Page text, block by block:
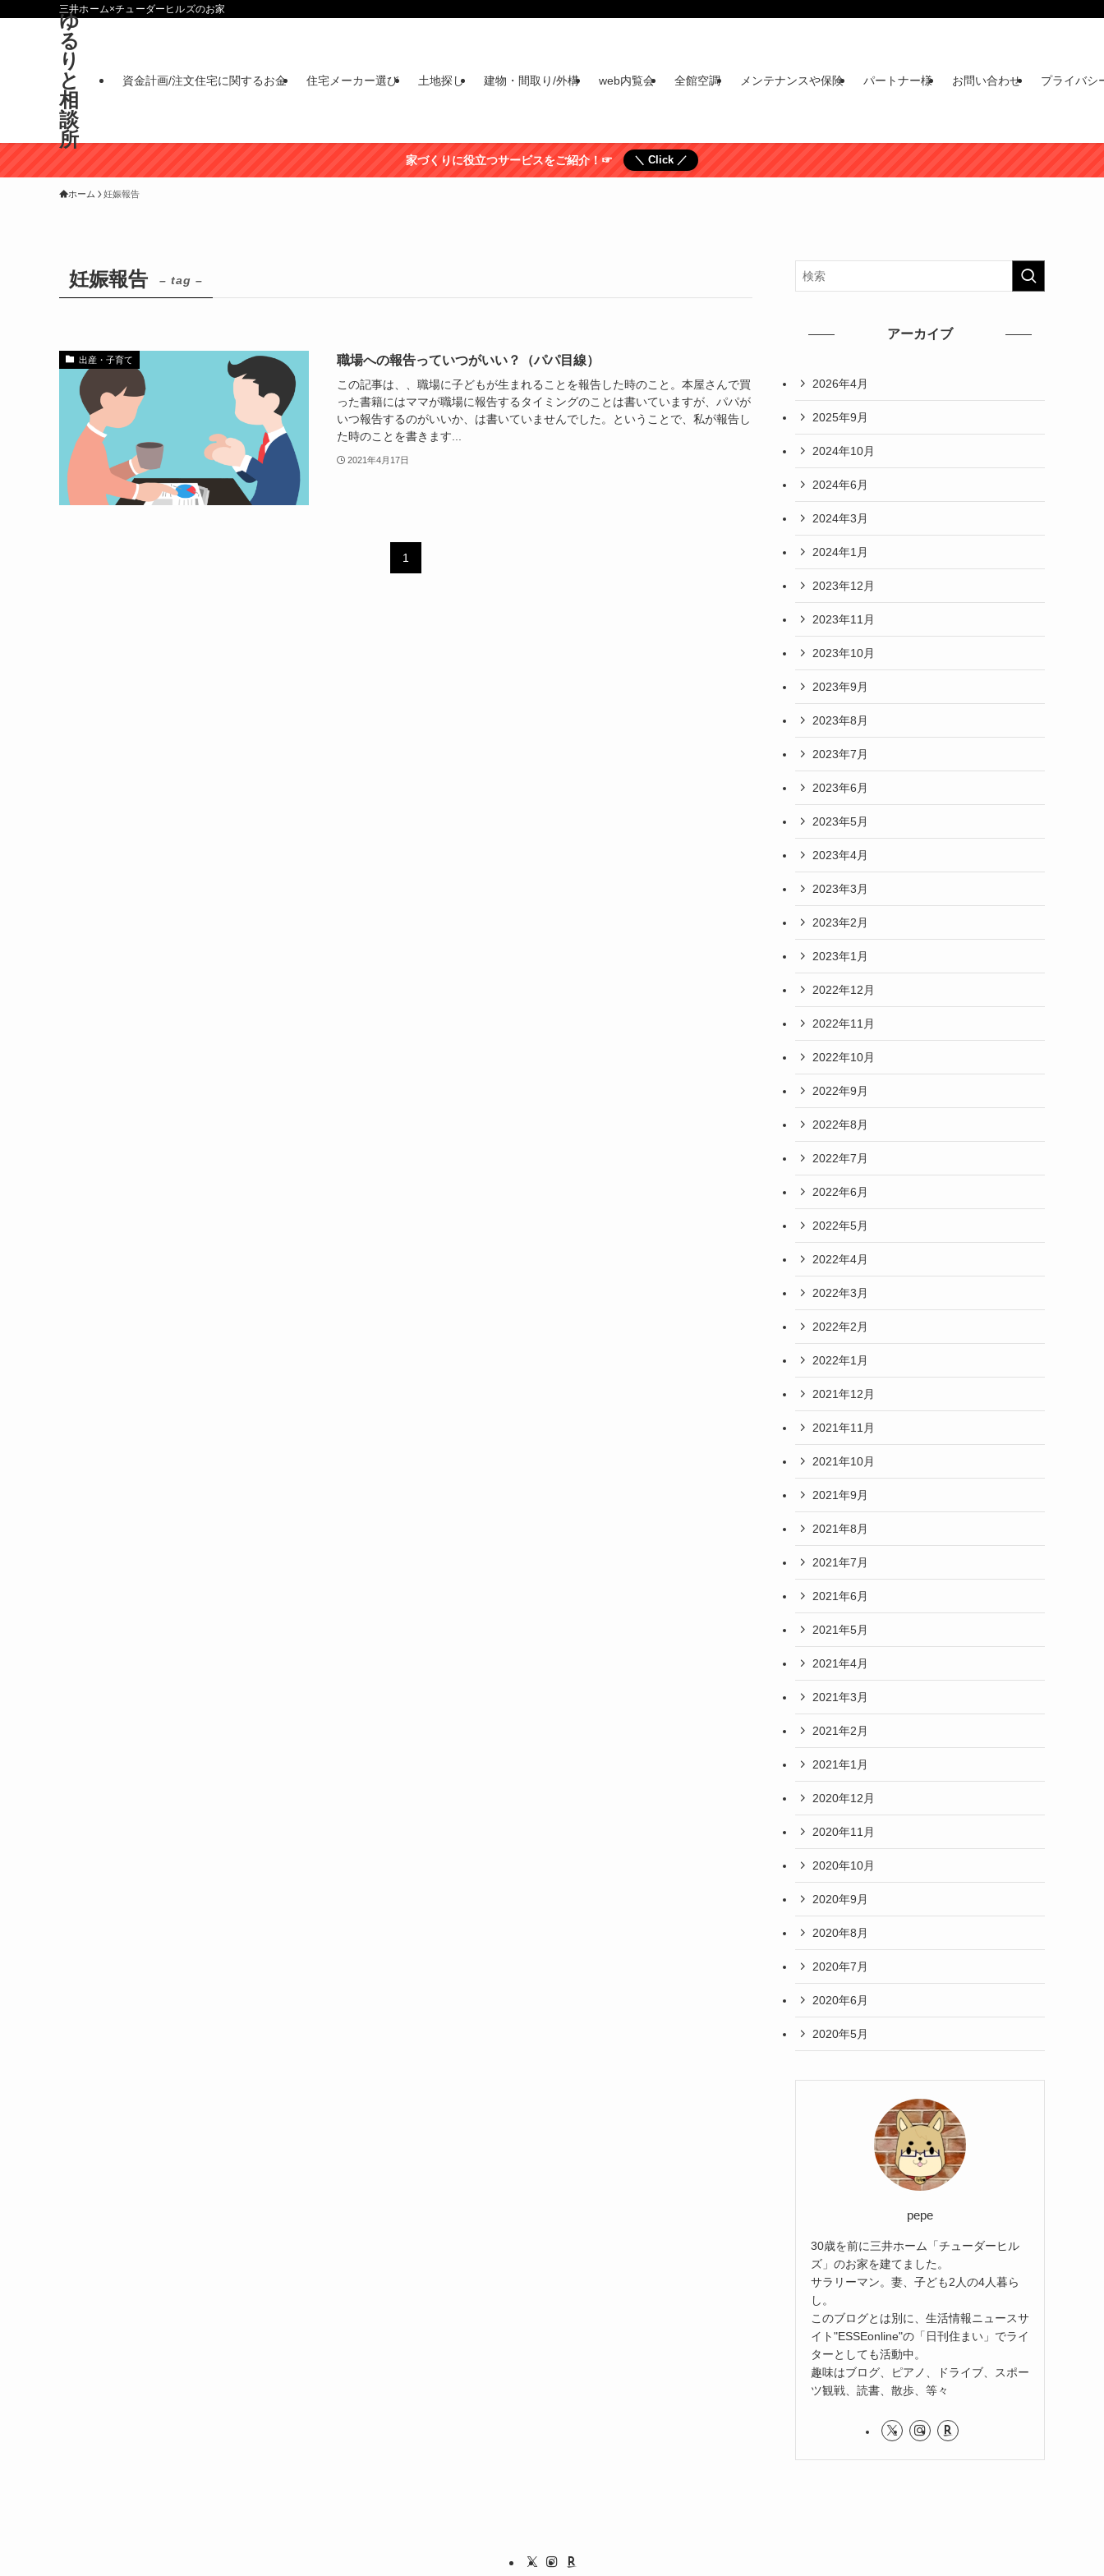
三井ホーム×チューダーヒルズのお家
ゆ
る
り
と
相
談
所
資金計画/注文住宅に関するお金 住宅メーカー選び 土地探し 建物・間取り/外構 web内覧会 全館空調 メンテナンスや保険 パートナー様 お問い合わせ プライバシ
家づくりに役立つサービスをご紹介！☞ ＼ Click ／
ホーム 妊娠報告
妊娠報告 – tag –
出産・子育て 職場への報告っていつがいい？（パパ目線）
この記事は、、職場に子どもが生まれることを報告した時のこと。本屋さんで買
った書籍にはママが職場に報告するタイミングのことは書いていますが、パパが
いつ報告するのがいいか、は書いていませんでした。ということで、私が報告し
た時のことを書きます...
2021年4月17日
1
アーカイブ
2026年4月
2025年9月
2024年10月
2024年6月
2024年3月
2024年1月
2023年12月
2023年11月
2023年10月
2023年9月
2023年8月
2023年7月
2023年6月
2023年5月
2023年4月
2023年3月
2023年2月
2023年1月
2022年12月
2022年11月
2022年10月
2022年9月
2022年8月
2022年7月
2022年6月
2022年5月
2022年4月
2022年3月
2022年2月
2022年1月
2021年12月
2021年11月
2021年10月
2021年9月
2021年8月
2021年7月
2021年6月
2021年5月
2021年4月
2021年3月
2021年2月
2021年1月
2020年12月
2020年11月
2020年10月
2020年9月
2020年8月
2020年7月
2020年6月
2020年5月
pepe
30歳を前に三井ホーム「チューダーヒル
ズ」のお家を建てました。
サラリーマン。妻、子ども2人の4人暮ら
し。
このブログとは別に、生活情報ニュースサ
イト"ESSEonline"の「日刊住まい」でライ
ターとしても活動中。
趣味はブログ、ピアノ、ドライブ、スポー
ツ観戦、読書、散歩、等々